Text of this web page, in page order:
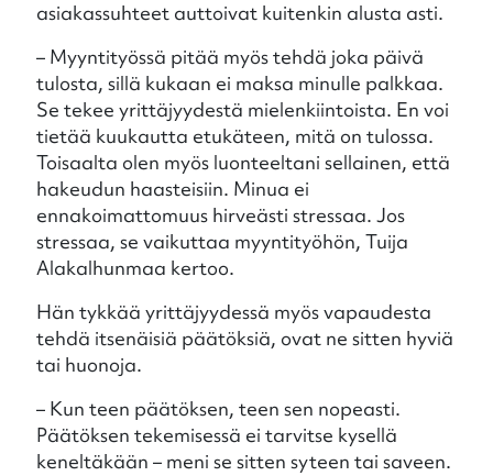
asiakassuhteet auttoivat kuitenkin alusta asti.
– Myyntityössä pitää myös tehdä joka päivä
tulosta, sillä kukaan ei maksa minulle palkkaa.
Se tekee yrittäjyydestä mielenkiintoista. En voi
tietää kuukautta etukäteen, mitä on tulossa.
Toisaalta olen myös luonteeltani sellainen, että
hakeudun haasteisiin. Minua ei
ennakoimattomuus hirveästi stressaa. Jos
stressaa, se vaikuttaa myyntityöhön, Tuija
Alakalhunmaa kertoo.
Hän tykkää yrittäjyydessä myös vapaudesta
tehdä itsenäisiä päätöksiä, ovat ne sitten hyviä
tai huonoja.
– Kun teen päätöksen, teen sen nopeasti.
Päätöksen tekemisessä ei tarvitse kysellä
keneltäkään – meni se sitten syteen tai saveen.